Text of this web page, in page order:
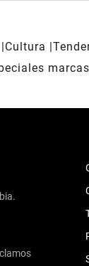
Cultura